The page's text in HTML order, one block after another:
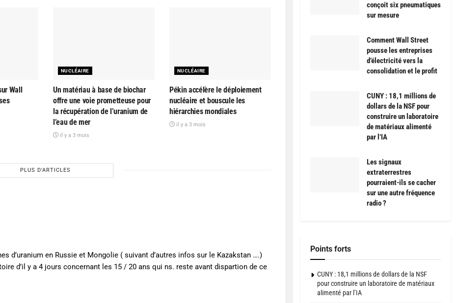
Wall
NUCLÉAIRE
Un matériau à base de biochar
offre une voie prometteuse pour
la récupération de l’uranium de
l’eau de mer
il y a 3 mois
NUCLÉAIRE
Pékin accélère le déploiement
nucléaire et bouscule les
hiérarchies mondiales
il y a 3 mois
PLUS D'ARTICLES
d’uranium en Russie et Mongolie ( suivant d’autres infos sur le Kazakstan ….)
d’il y a 4 jours concernant les 15 / 20 ans qui ns. reste avant dispartion de ce
conçoit six pneumatiques
sur mesure
Comment Wall Street
pousse les entreprises
d’électricité vers la
consolidation et le profit
CUNY : 18,1 millions de
dollars de la NSF pour
construire un laboratoire
de matériaux alimenté
par l’IA
Les signaux
extraterrestres
pourraient-ils se cacher
sur une autre fréquence
radio ?
Points forts
CUNY : 18,1 millions de dollars de la NSF
pour construire un laboratoire de matériaux
alimenté par l’IA